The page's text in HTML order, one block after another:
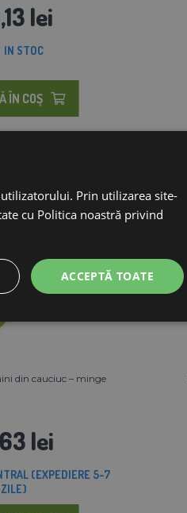
lei
IN STOC
ÎN COŞ
din cauciuc – minge
lei
(EXPEDIERE 5-7
ZILE)
Prin utilizarea site-
cu Politica noastră privind
ACCEPTĂ TOATE